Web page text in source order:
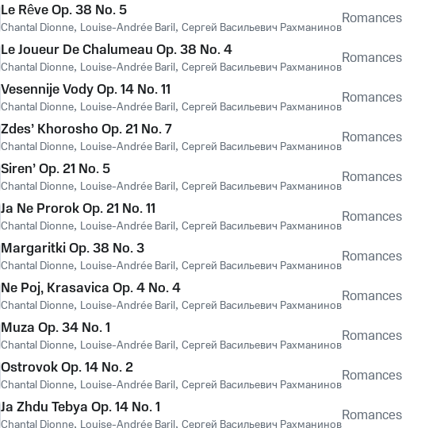
Le Rêve Op. 38 No. 5
Chantal Dionne, Louise-Andrée Baril, Сергей Васильевич РахманиновRomances
Le Joueur De Chalumeau Op. 38 No. 4
Chantal Dionne, Louise-Andrée Baril, Сергей Васильевич РахманиновRomances
Vesennije Vody Op. 14 No. 11
Chantal Dionne, Louise-Andrée Baril, Сергей Васильевич РахманиновRomances
Zdes’ Khorosho Op. 21 No. 7
Chantal Dionne, Louise-Andrée Baril, Сергей Васильевич РахманиновRomances
Siren’ Op. 21 No. 5
Chantal Dionne, Louise-Andrée Baril, Сергей Васильевич РахманиновRomances
Ja Ne Prorok Op. 21 No. 11
Chantal Dionne, Louise-Andrée Baril, Сергей Васильевич РахманиновRomances
Margaritki Op. 38 No. 3
Chantal Dionne, Louise-Andrée Baril, Сергей Васильевич РахманиновRomances
Ne Poj, Krasavica Op. 4 No. 4
Chantal Dionne, Louise-Andrée Baril, Сергей Васильевич РахманиновRomances
Muza Op. 34 No. 1
Chantal Dionne, Louise-Andrée Baril, Сергей Васильевич РахманиновRomances
Ostrovok Op. 14 No. 2
Chantal Dionne, Louise-Andrée Baril, Сергей Васильевич РахманиновRomances
Ja Zhdu Tebya Op. 14 No. 1
Chantal Dionne, Louise-Andrée Baril, Сергей Васильевич РахманиновRomances